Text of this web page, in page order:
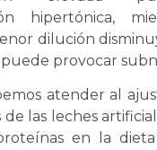
hipertónica,
dilución
provocar
atender al
las leches
en la dieta